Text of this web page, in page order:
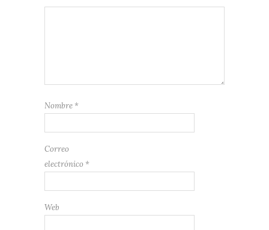
Nombre *
Correo
electrónico *
Web